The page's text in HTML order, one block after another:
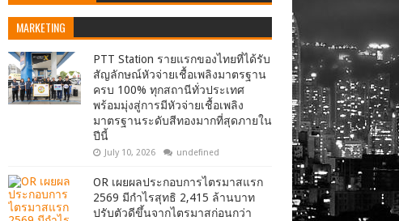
MARKETING
PTT Station รายแรกของไทยที่ได้รับ
สัญลักษณ์หัวจ่ายเชื้อเพลิงมาตรฐาน
ครบ 100% ทุกสถานีทั่วประเทศ
พร้อมมุ่งสู่การมีหัวจ่ายเชื้อเพลิง
มาตรฐานระดับสีทองมากที่สุดภายใน
ปีนี้
July 10, 2026 undefined
OR เผยผลประกอบการไตรมาสแรก
2569 มีกำไรสุทธิ 2,415 ล้านบาท
ปรับตัวดีขึ้นจากไตรมาสก่อนกว่า